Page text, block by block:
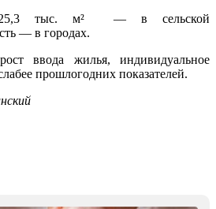
25,3 тыс. м² — в сельской
— в городах.
ввода жилья, индивидуальное
прошлогодних показателей.